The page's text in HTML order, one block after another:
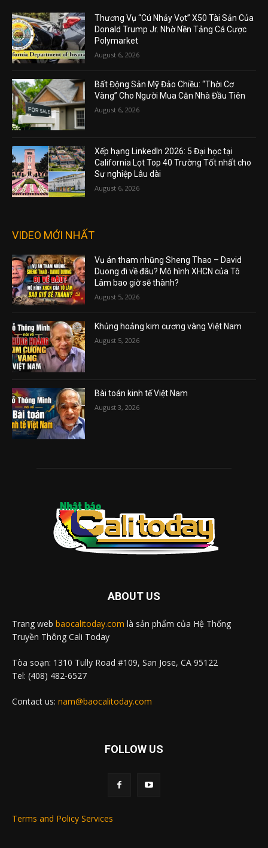
Thương Vụ “Cú Nhảy Vọt” X50 Tài Sản Của
Donald Trump Jr. Nhờ Nền Tảng Cá Cược
Polymarket
August 6, 2026
Bất Động Sản Mỹ Đảo Chiều: “Thời Cơ
Vàng” Cho Người Mua Căn Nhà Đầu Tiên
August 6, 2026
Xếp hạng LinkedIn 2026: 5 Đại học tại
California Lọt Top 40 Trường Tốt nhất cho
Sự nghiệp Lâu dài
August 6, 2026
VIDEO MỚI NHẤT
Vụ án tham nhũng Sheng Thao – David
Duong đi về đâu? Mô hình XHCN của Tô
Lâm bao giờ sẽ thành?
August 5, 2026
Khủng hoảng kim cương vàng Việt Nam
August 5, 2026
Bài toán kinh tế Việt Nam
August 3, 2026
ABOUT US
Trang web baocalitoday.com là sản phẩm của Hệ Thống
Truyền Thông Cali Today
Tòa soạn: 1310 Tully Road #109, San Jose, CA 95122
Tel: (408) 482-6527
Contact us: nam@baocalitoday.com
FOLLOW US
Terms and Policy Services